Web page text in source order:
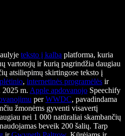
teksto į kalbą platforma, kuria
vartotojų ir kurią pagrindžia daugiau
atsiliepimų skirtingose teksto į
, internetinės programėlės ir
2025 m. Apple apdovanojo Speechify
perWWDC, pavadindama
žmonėms gyventi visavertį
nei 1 000 natūraliai skambančių
beveik 200 šalių. Tarp